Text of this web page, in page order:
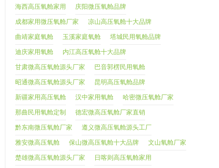
海西高压氧舱家用 庆阳微压氧舱品牌
成都家用微压氧舱厂家 凉山高压氧舱十大品牌
曲靖家庭氧舱 玉溪家庭氧舱 塔城民用氧舱品牌
迪庆家用氧舱 内江高压氧舱十大品牌
甘肃微高压氧舱源头厂家 巴音郭楞民用氧舱
昭通微高压氧舱源头厂家 昆明高压氧舱品牌
新疆家用高压氧舱 汉中家用氧舱 哈密微压氧舱厂家
那曲民用氧舱定制 德宏微高压氧舱厂家直销
黔东南微压氧舱厂家 遵义微高压氧舱源头工厂
雅安微高压氧舱 保山微高压氧舱十大品牌 文山氧舱厂家
楚雄微高压氧舱源头厂家 日喀则高压氧舱家用